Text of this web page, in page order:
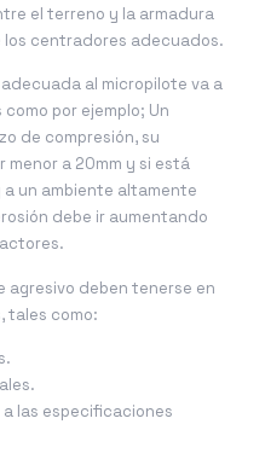
el terreno y la armadura
centradores adecuados.
al micropilote va a
por ejemplo; Un
de compresión, su
menor a 20mm y si está
un ambiente altamente
debe ir aumentando
agresivo deben tenerse en
tales como:
las especificaciones